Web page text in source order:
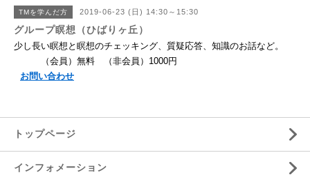
TMを学んだ方 2019-06-23 (日) 14:30～15:30
グループ瞑想（ひばりヶ丘）
少し長い瞑想と瞑想のチェッキング、質疑応答、知識のお話など。
（会員）無料 （非会員）1000円
お問い合わせ
トップページ
インフォメーション